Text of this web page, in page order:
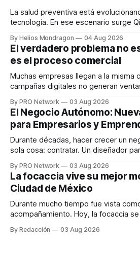
La salud preventiva está
tecnología. En ese escenario surge
dispositivos inteligentes, inteligencia
en tiempo real para ayudar a las
decisiones sobre su salud
responder
By Helios Mondragon 04 Aug 2026
El verdadero problema no
es el proceso comercial
Muchas empresas llegan a la misma
campañas digitales no generan
INTERIUS, el problema suele estar en otro
una entrevista para el podcast SER
marketing digital explicó que
By PRO Network 03 Aug 2026
El Negocio Autónomo:
para Empresarios y
Durante décadas, hacer crecer un
sola cosa: contratar. Un diseñador
para los textos, alguien que supiera
para encontrar prospectos, un
llamadas y mensajes, y —con
By PRO Network 03 Aug 2026
La focaccia vive su mejor
Ciudad de México
Durante mucho tiempo fue vista
acompañamiento. Hoy, la focaccia
artesanal, ingredientes de calidad y
By Redacción 03 Aug 2026